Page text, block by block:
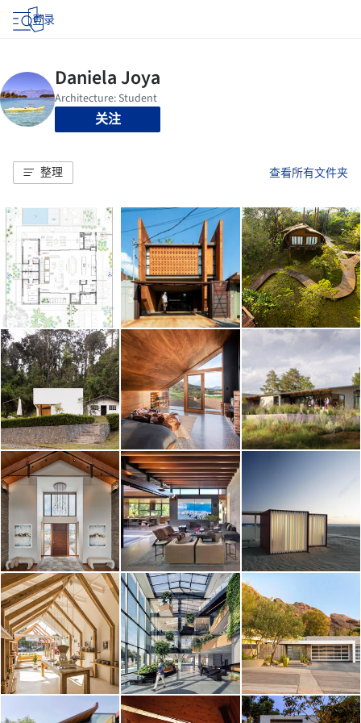
登录
关注
整理 查看所有文件夹